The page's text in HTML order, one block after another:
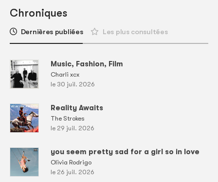
Chroniques
Dernières publiées Les plus consultées
Music, Fashion, Film
Charli xcx
le 30 juil. 2026
Reality Awaits
The Strokes
le 29 juil. 2026
you seem pretty sad for a girl so in love
Olivia Rodrigo
le 26 juil. 2026